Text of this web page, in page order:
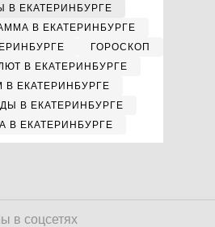
В ЕКАТЕРИНБУРГЕ
В ЕКАТЕРИНБУРГЕ
ГОРОСКОП
В ЕКАТЕРИНБУРГЕ
В ЕКАТЕРИНБУРГЕ
В ЕКАТЕРИНБУРГЕ
В ЕКАТЕРИНБУРГЕ
в соцсетях